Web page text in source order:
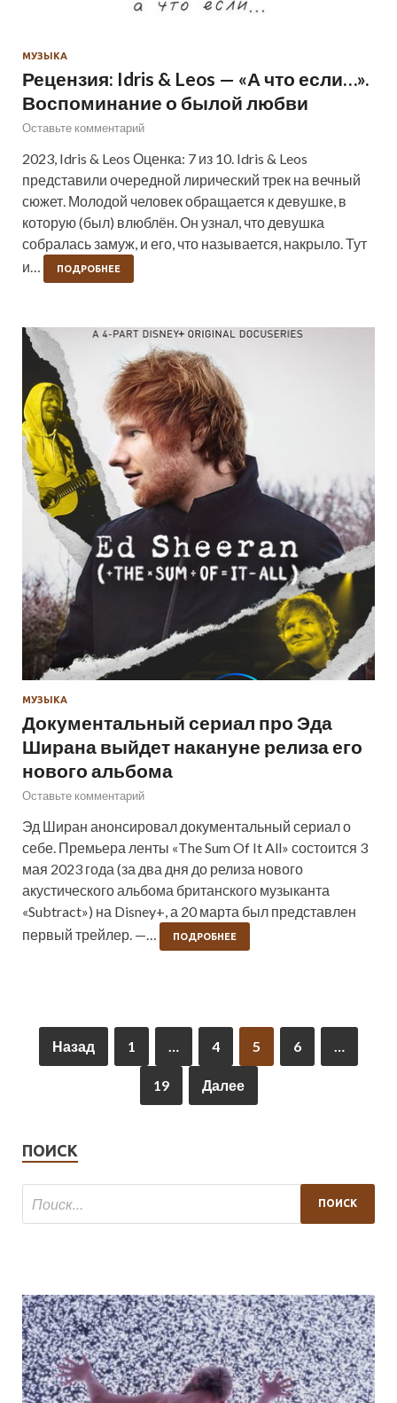
МУЗЫКА
Рецензия: Idris & Leos — «А что если…».
Воспоминание о былой любви
Оставьте комментарий
2023, Idris & Leos Оценка: 7 из 10. Idris & Leos
представили очередной лирический трек на вечный
сюжет. Молодой человек обращается к девушке, в
которую (был) влюблён. Он узнал, что девушка
собралась замуж, и его, что называется, накрыло. Тут
и…
ПОДРОБНЕЕ
МУЗЫКА
Документальный сериал про Эда
Ширана выйдет накануне релиза его
нового альбома
Оставьте комментарий
Эд Ширан анонсировал документальный сериал о
себе. Премьера ленты «The Sum Of It All» состоится 3
мая 2023 года (за два дня до релиза нового
акустического альбома британского музыканта
«Subtract») на Disney+, а 20 марта был представлен
первый трейлер. —…
ПОДРОБНЕЕ
Назад 1 4 5 6
19 Далее
ПОИСК